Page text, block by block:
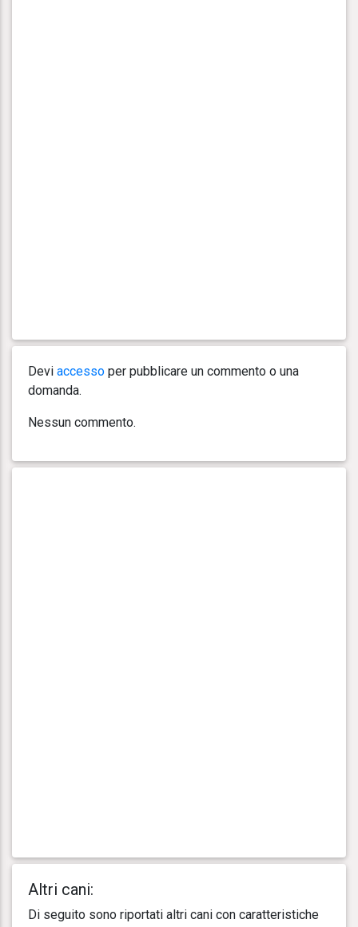
Devi accesso per pubblicare un commento o una
domanda.
Nessun commento.
Altri cani:
Di seguito sono riportati altri cani con caratteristiche